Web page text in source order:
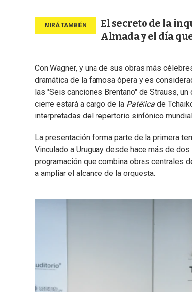
El secreto de la
Almada y el día
Con Wagner, y una de sus obras más
dramática de la famosa ópera y es
las "Seis canciones Brentano" de Strauss,
cierre estará a cargo de la Patética de
interpretadas del repertorio sinfónico
La presentación forma parte de la primera
Vinculado a Uruguay desde hace más de
programación que combina obras centrales
a ampliar el alcance de la orquesta.